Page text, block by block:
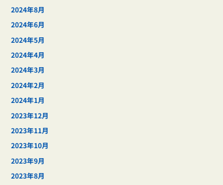
2024年8月
2024年6月
2024年5月
2024年4月
2024年3月
2024年2月
2024年1月
2023年12月
2023年11月
2023年10月
2023年9月
2023年8月